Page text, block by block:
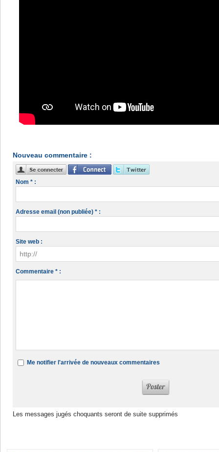
Nouveau commentaire :
Nom * :
Adresse email (non publiée) * :
Site web :
Commentaire * :
Me notifier l'arrivée de nouveaux commentaires
Les messages jugés choquants seront de suite supprimés